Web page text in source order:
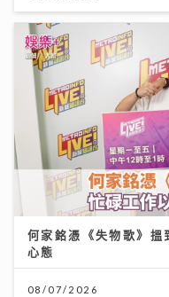
何家銘憑《失物歌》搵
心態
08/07/2026